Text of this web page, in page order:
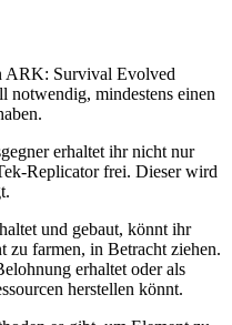
ARK: Survival Evolved
notwendig, mindestens einen
erhaltet ihr nicht nur
Replicator frei. Dieser wird
und gebaut, könnt ihr
zu farmen, in Betracht ziehen.
erhaltet oder als
herstellen könnt.